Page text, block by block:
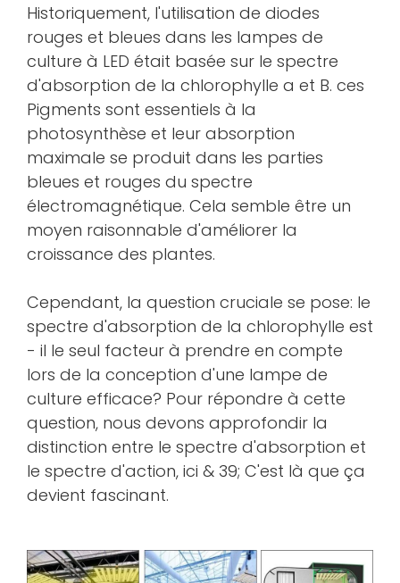
Historiquement, l'utilisation de diodes
rouges et bleues dans les lampes de
culture à LED était basée sur le spectre
d'absorption de la chlorophylle a et B. ces
Pigments sont essentiels à la
photosynthèse et leur absorption
maximale se produit dans les parties
bleues et rouges du spectre
électromagnétique. Cela semble être un
moyen raisonnable d'améliorer la
croissance des plantes.
Cependant, la question cruciale se pose: le
spectre d'absorption de la chlorophylle est
- il le seul facteur à prendre en compte
lors de la conception d'une lampe de
culture efficace? Pour répondre à cette
question, nous devons approfondir la
distinction entre le spectre d'absorption et
le spectre d'action, ici & 39; C'est là que ça
devient fascinant.